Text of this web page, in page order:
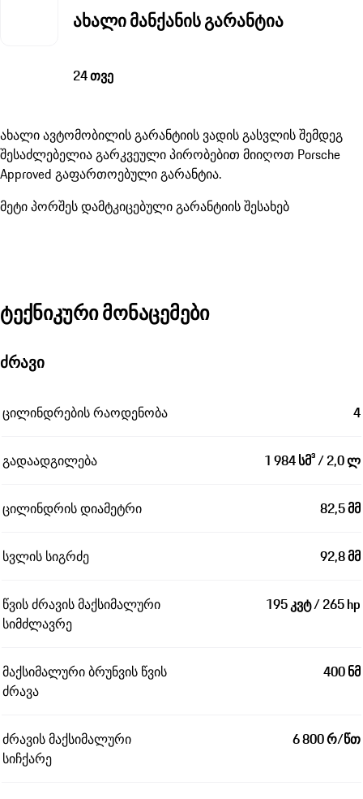
ახალი მანქანის გარანტია
24 თვე
ახალი ავტომობილის გარანტიის ვადის გასვლის შემდეგ
შესაძლებელია გარკვეული პირობებით მიიღოთ Porsche
Approved გაფართოებული გარანტია.
მეტი პორშეს დამტკიცებული გარანტიის შესახებ
ტექნიკური მონაცემები
ძრავი
ცილინდრების რაოდენობა 4
გადაადგილება 1 984 სმ³ / 2,0 ლ
ცილინდრის დიამეტრი 82,5 მმ
სვლის სიგრძე 92,8 მმ
წვის ძრავის მაქსიმალური
სიმძლავრე
195 კვტ / 265 hp
მაქსიმალური ბრუნვის წვის
ძრავა
400 ნმ
ძრავის მაქსიმალური
სიჩქარე
6 800 რ/წთ